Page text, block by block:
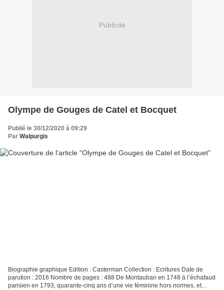
Publicité
Olympe de Gouges de Catel et Bocquet
Publié le 30/12/2020 à 09:29
Par Walpurgis
Biographie graphique Edition : Casterman Collection : Ecritures Date de
parution : 2016 Nombre de pages : 488 De Montauban en 1748 à l’échafaud
parisien en 1793, quarante-cinq ans d’une vie féminine hors normes, et